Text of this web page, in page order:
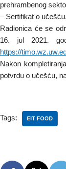
prehrambenog
– Sertifikat o učešću.
Radionica će se
16. jul 2021.
https://
Nakon
potvrdu o učešću,
Tags: EIT FOOD